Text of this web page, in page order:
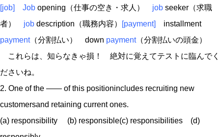
[job] Job opening（仕事の空き・求人） job seeker（求職
者） job description（職務内容） [payment]
installment
payment（分割払い） down payment（分割払いの頭金）
これらは、知らなきゃ損！ 絶対に覚えてテストに臨んでく
ださいね。
2. One of the —— of this positionincludes recruiting new
customersand retaining current ones.
(a) responsibility (b) responsible(c) responsibilities (d)